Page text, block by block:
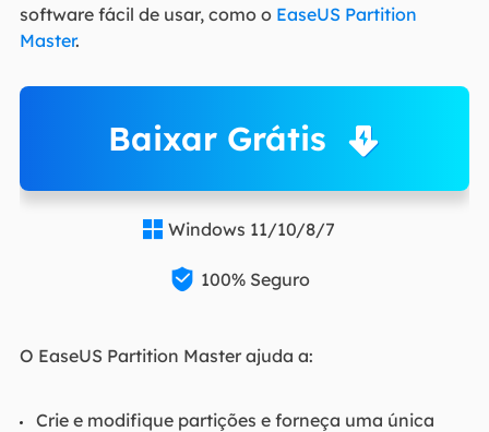
software fácil de usar, como o EaseUS Partition
Master.
Baixar Grátis
 Windows 11/10/8/7
 100% Seguro
O EaseUS Partition Master ajuda a:
Crie e modifique partições e forneça uma única